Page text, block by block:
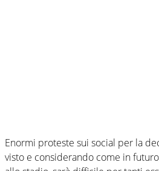
Enormi proteste sui social per la
visto e considerando come in